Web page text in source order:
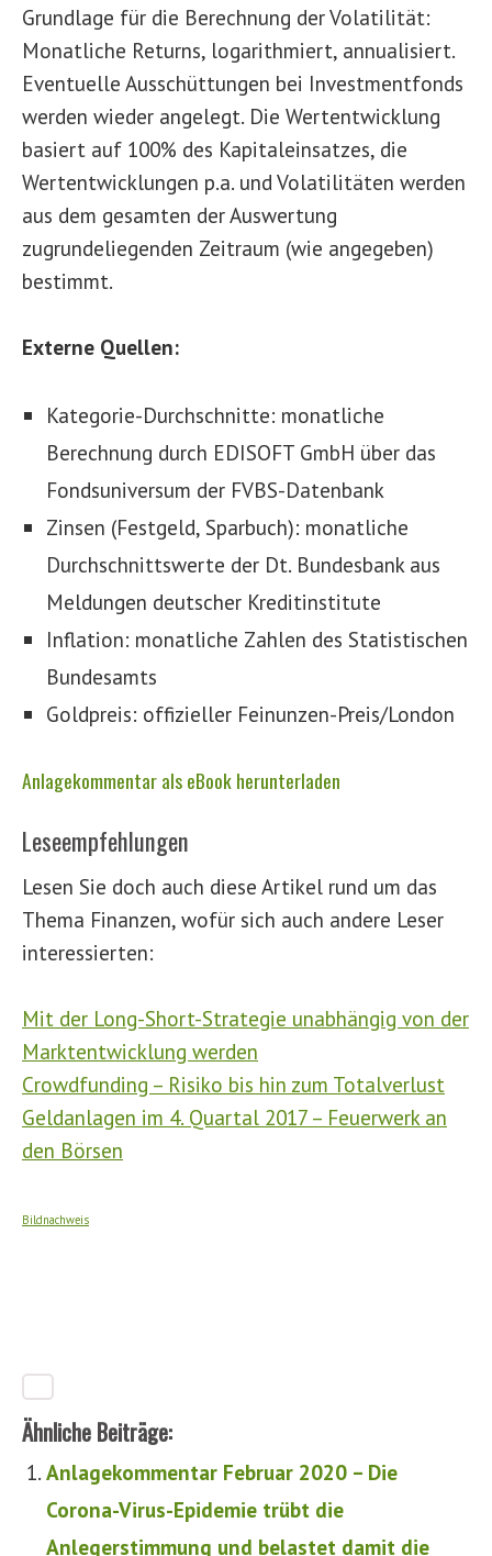
Grundlage für die Berechnung der Volatilität:
Monatliche Returns, logarithmiert, annualisiert.
Eventuelle Ausschüttungen bei Investmentfonds
werden wieder angelegt. Die Wertentwicklung
basiert auf 100% des Kapitaleinsatzes, die
Wertentwicklungen p.a. und Volatilitäten werden
aus dem gesamten der Auswertung
zugrundeliegenden Zeitraum (wie angegeben)
bestimmt.
Externe Quellen:
Kategorie-Durchschnitte: monatliche
Berechnung durch EDISOFT GmbH über das
Fondsuniversum der FVBS-Datenbank
Zinsen (Festgeld, Sparbuch): monatliche
Durchschnittswerte der Dt. Bundesbank aus
Meldungen deutscher Kreditinstitute
Inflation: monatliche Zahlen des Statistischen
Bundesamts
Goldpreis: offizieller Feinunzen-Preis/London
Anlagekommentar als eBook herunterladen
Leseempfehlungen
Lesen Sie doch auch diese Artikel rund um das
Thema Finanzen, wofür sich auch andere Leser
interessierten:
Mit der Long-Short-Strategie unabhängig von der
Marktentwicklung werden
Crowdfunding – Risiko bis hin zum Totalverlust
Geldanlagen im 4. Quartal 2017 – Feuerwerk an
den Börsen
Bildnachweis
Ähnliche Beiträge:
Anlagekommentar Februar 2020 – Die
Corona-Virus-Epidemie trübt die
Anlegerstimmung und belastet damit die